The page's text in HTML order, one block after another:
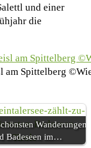
und einer
die
Spittelberg
Wanderungen
Badeseen im…
im Hotelzimmer? 5